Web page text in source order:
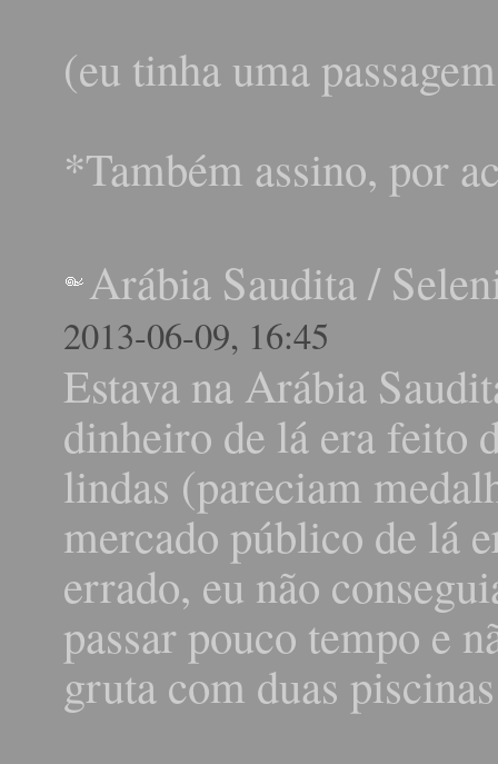
(eu tinha uma
*Também assino, por
Arábia Saudita/
2013-06-09, 16:45
Estava na Arábia
dinheiro de lá era feito
lindas (pareciam
mercado público de lá
errado, eu não
passar pouco tempo e
gruta com duas